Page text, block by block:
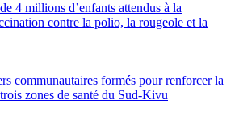
4 millions d’enfants attendus à la
contre la polio, la rougeole et la
communautaires formés pour renforcer la
zones de santé du Sud-Kivu